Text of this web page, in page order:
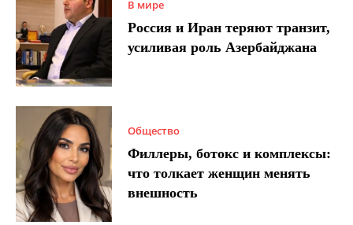
В мире
Россия и Иран теряют транзит,
усиливая роль Азербайджана
Общество
Филлеры, ботокс и комплексы:
что толкает женщин менять
внешность